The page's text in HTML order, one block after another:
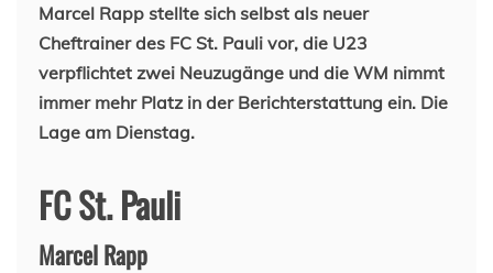
Marcel Rapp stellte sich selbst als neuer
Cheftrainer des FC St. Pauli vor, die U23
verpflichtet zwei Neuzugänge und die WM nimmt
immer mehr Platz in der Berichterstattung ein. Die
Lage am Dienstag.
FC St. Pauli
Marcel Rapp